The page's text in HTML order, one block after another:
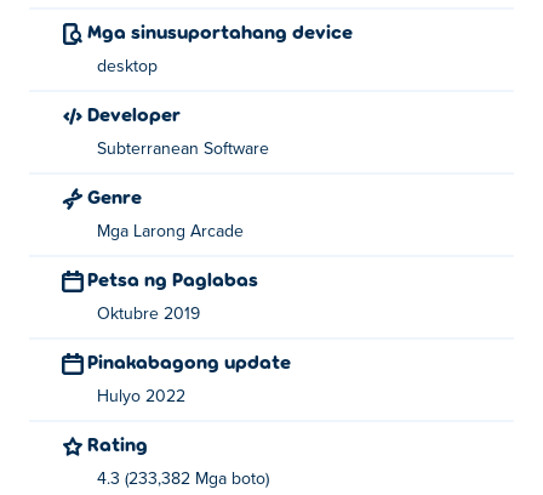
Mga sinusuportahang device
desktop
Developer
Subterranean Software
Genre
Mga Larong Arcade
Petsa ng Paglabas
Oktubre 2019
Pinakabagong update
Hulyo 2022
Rating
4.3 (233,382 Mga boto)